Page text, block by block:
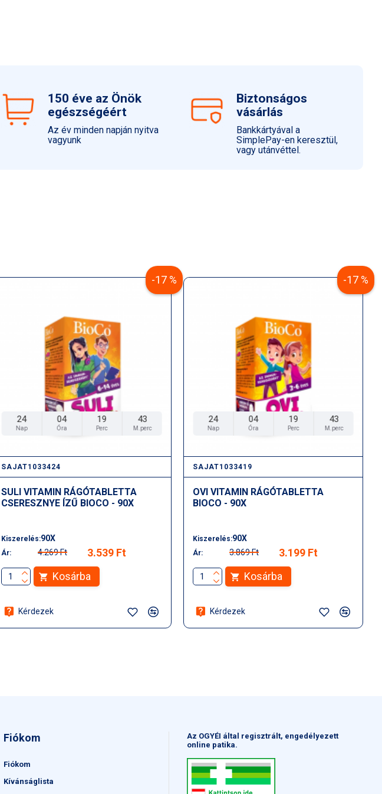
150 éve az Önök
egészségéért
Az év minden napján nyitva
vagyunk
Biztonságos
vásárlás
Bankkártyával a
SimplePay-en keresztül,
vagy utánvéttel.
-17 %
24
Nap
04
Óra
19
Perc
42
M.perc
SAJAT1033424
SULI VITAMIN RÁGÓTABLETTA
CSERESZNYE ÍZŰ BIOCO - 90X
Kiszerelés:90X
Ár: 4.269 Ft
3.539 Ft
Kosárba
Kérdezek
-17 %
24
Nap
04
Óra
19
Perc
42
M.perc
SAJAT1033419
OVI VITAMIN RÁGÓTABLETTA
BIOCO - 90X
Kiszerelés:90X
Ár: 3.869 Ft
3.199 Ft
Kosárba
Kérdezek
Fiókom
Fiókom
Kívánságlista
Az OGYÉI által regisztrált, engedélyezett
online patika.